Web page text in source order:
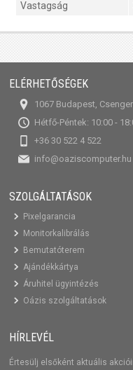
Vastagság
ELÉRHETŐSÉGEK
1067 Budapest,
Hétfő-Péntek: 10:00 -
+36 30 522 4 522
info@oaziscomputer.hu
SZOLGÁLTATÁSOK
Pixelgarancia
Monitorkalibrálás
Bemutatóterem
Ajándékkártya
Áruhitel ügyintézés
Oázis szolgáltatások
HÍRLEVÉL
Értesülj elsőként aktuális